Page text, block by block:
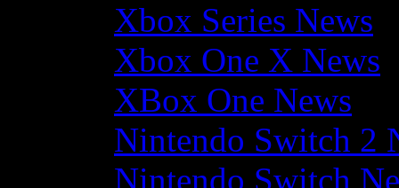
Xbox Series News
Xbox One X News
XBox One News
Nintendo Switch 2
Nintendo Switch